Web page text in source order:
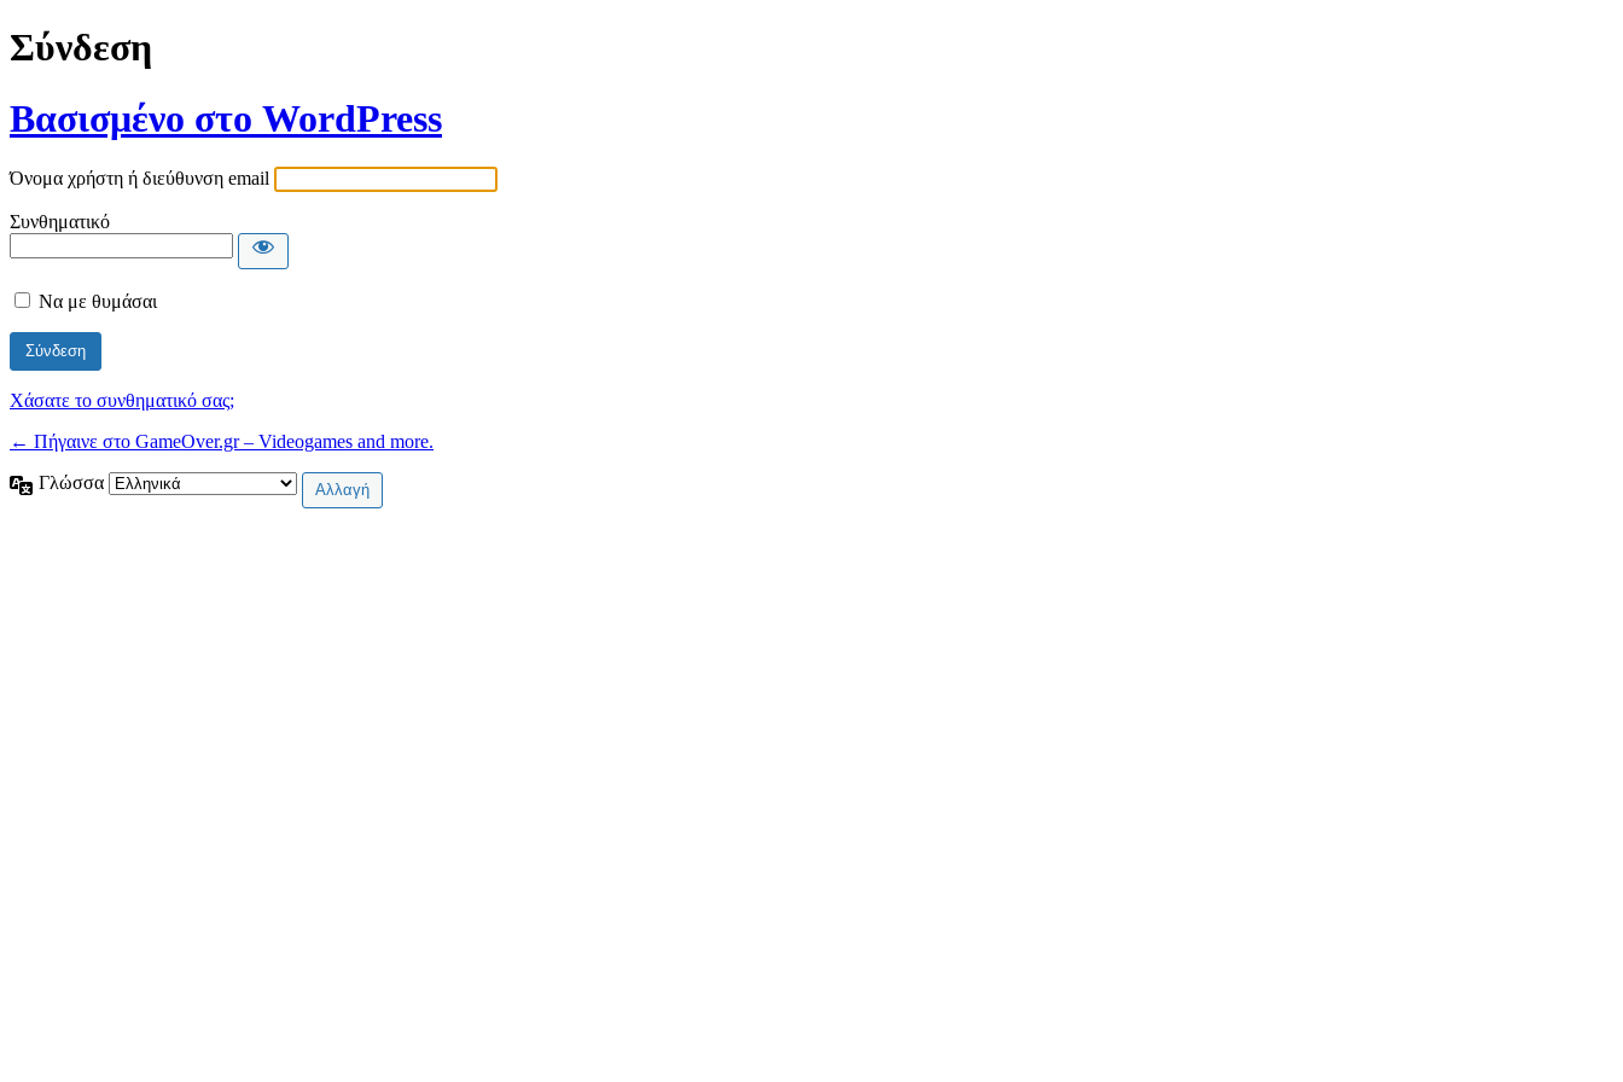
Σύνδεση
Βασισμένο στο WordPress
Όνομα χρήστη ή διεύθυνση email
Συνθηματικό
Να με θυμάσαι
Χάσατε το συνθηματικό σας;
← Πήγαινε στο GameOver.gr – Videogames and more.
Γλώσσα